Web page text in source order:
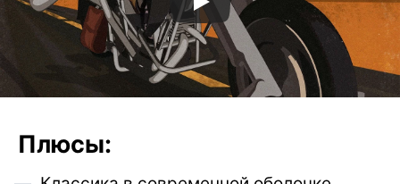
Плюсы: